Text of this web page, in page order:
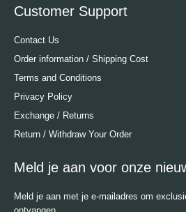
Customer Support
Contact Us
Order information / Shipping Cost
Terms and Conditions
Privacy Policy
Exchange / Returns
Return / Withdraw Your Order
Meld je aan voor onze
Meld je aan met je e-mailadres om